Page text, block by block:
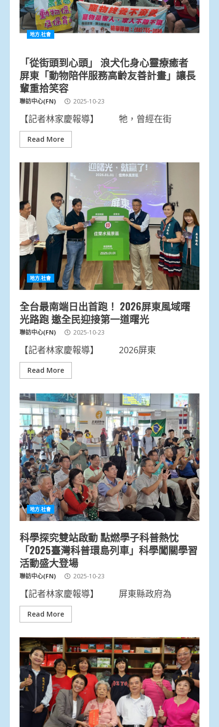
地方.社會
「從街頭到心頭」 浪犬化身心靈療癒者
屏東「動物陪伴服務高齡友善計畫」讓長
輩重拾笑容
聯訪中心(FN) 2025-10-23
【記者林家慶報導】 牠，曾經在街
Read More
地方.社會
全台最南端日出首跑！ 2026屏東風域曙
光路跑 邀全民迎接第一道曙光
聯訪中心(FN) 2025-10-23
【記者林家慶報導】 2026屏東
Read More
地方.社會
科學探究雙站啟動 點燃學子科普熱忱
「2025臺灣科普環島列車」科學闖關學習
活動盛大登場
聯訪中心(FN) 2025-10-23
【記者林家慶報導】 屏東縣政府為
Read More